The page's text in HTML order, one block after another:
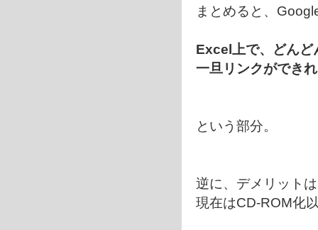
まとめると、
Excel上で、どんど
一旦リンクができ
という部分。
逆に、デメリット
現在はCD-ROM化